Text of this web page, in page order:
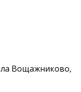
Вощажниково,